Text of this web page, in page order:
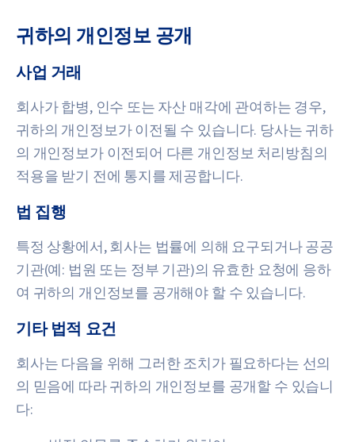
귀하의 개인정보 공개
사업 거래
회사가 합병, 인수 또는 자산 매각에 관여하는 경우,
귀하의 개인정보가 이전될 수 있습니다. 당사는 귀하
의 개인정보가 이전되어 다른 개인정보 처리방침의
적용을 받기 전에 통지를 제공합니다.
법 집행
특정 상황에서, 회사는 법률에 의해 요구되거나 공공
기관(예: 법원 또는 정부 기관)의 유효한 요청에 응하
여 귀하의 개인정보를 공개해야 할 수 있습니다.
기타 법적 요건
회사는 다음을 위해 그러한 조치가 필요하다는 선의
의 믿음에 따라 귀하의 개인정보를 공개할 수 있습니
다: